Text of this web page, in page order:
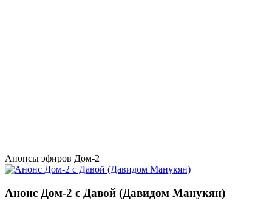
Анонсы эфиров Дом-2
Анонс Дом-2 с Давой (Давидом Манукян)